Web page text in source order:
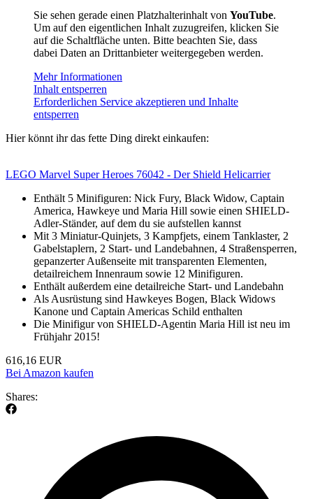
Sie sehen gerade einen Platzhalterinhalt von YouTube.
Um auf den eigentlichen Inhalt zuzugreifen, klicken Sie
auf die Schaltfläche unten. Bitte beachten Sie, dass
dabei Daten an Drittanbieter weitergegeben werden.
Mehr Informationen
Inhalt entsperren
Erforderlichen Service akzeptieren und Inhalte
entsperren
Hier könnt ihr das fette Ding direkt einkaufen:
LEGO Marvel Super Heroes 76042 - Der Shield Helicarrier
Enthält 5 Minifiguren: Nick Fury, Black Widow, Captain
America, Hawkeye und Maria Hill sowie einen SHIELD-
Adler-Ständer, auf dem du sie aufstellen kannst
Mit 3 Miniatur-Quinjets, 3 Kampfjets, einem Tanklaster, 2
Gabelstaplern, 2 Start- und Landebahnen, 4 Straßensperren,
gepanzerter Außenseite mit transparenten Elementen,
detailreichem Innenraum sowie 12 Minifiguren.
Enthält außerdem eine detailreiche Start- und Landebahn
Als Ausrüstung sind Hawkeyes Bogen, Black Widows
Kanone und Captain Americas Schild enthalten
Die Minifigur von SHIELD-Agentin Maria Hill ist neu im
Frühjahr 2015!
616,16 EUR
Bei Amazon kaufen
Shares: